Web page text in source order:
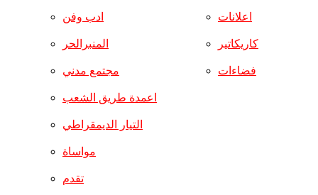
ادب وفن
المنبرالحر
مجتمع مدني
اعلانات
كاريكاتير
فضاءات
اعمدة طريق الشعب
التيار الديمقراطي
مواساة
تقدم